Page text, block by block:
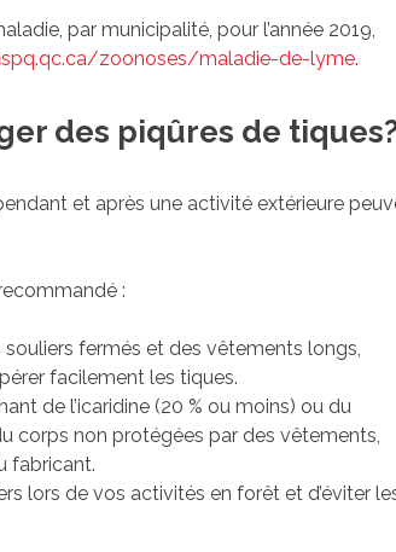
par municipalité, pour l’année 2019,
zoonoses/maladie-de-lyme.
des piqûres de
et après une activité extérieure
:
fermés et des vêtements longs,
facilement les tiques.
de l’icaridine (20 % ou moins) ou du
corps non protégées par des vêtements,
fabricant.
lors de vos activités en forêt et d’éviter